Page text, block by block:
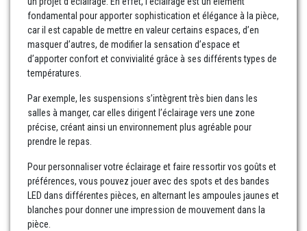
fondamental pour apporter sophistication et élégance à la pièce,
car il est capable de mettre en valeur certains espaces, d’en
masquer d’autres, de modifier la sensation d’espace et
d’apporter confort et convivialité grâce à ses différents types de
températures.
Par exemple, les suspensions s’intègrent très bien dans les
salles à manger, car elles dirigent l’éclairage vers une zone
précise, créant ainsi un environnement plus agréable pour
prendre le repas.
Pour personnaliser votre éclairage et faire ressortir vos goûts et
préférences, vous pouvez jouer avec des spots et des bandes
LED dans différentes pièces, en alternant les ampoules jaunes et
blanches pour donner une impression de mouvement dans la
pièce.